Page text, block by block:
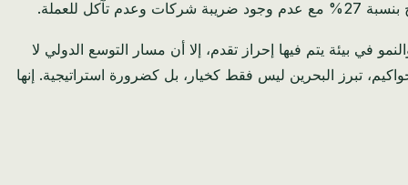
في بيئة يتم فيها إحراز تقدم، إلا أن مسار التوسع الدولي لا
تبرز البحرين ليس فقط كخيار، بل كضرورة استراتيجية. إنها